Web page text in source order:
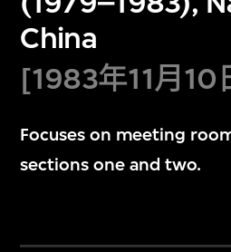
China
[1983年11月10
Focuses on meeting
sections one and two.